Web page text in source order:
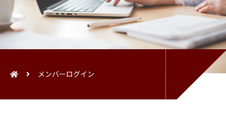
メンバーログイン